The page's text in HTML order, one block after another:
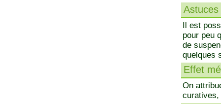
Astuces
Il est
pour peu
de
quelques
Effet
On
curatives,